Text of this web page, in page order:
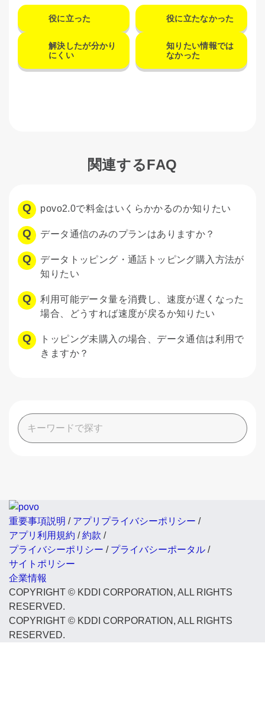
役に立った 役に立たなかった
解決したが分かり
にくい
知りたい情報では
なかった
関連するFAQ
povo2.0で料金はいくらかかるのか知りたい
データ通信のみのプランはありますか？
データトッピング・通話トッピング購入方法が
知りたい
利用可能データ量を消費し、速度が遅くなった
場合、どうすれば速度が戻るか知りたい
トッピング未購入の場合、データ通信は利用で
きますか？
重要事項説明 / アプリプライバシーポリシー /
アプリ利用規約 /約款 /
プライバシーポリシー / プライバシーポータル /
サイトポリシー
企業情報
COPYRIGHT © KDDI CORPORATION, ALL RIGHTS
RESERVED.
COPYRIGHT © KDDI CORPORATION, ALL RIGHTS
RESERVED.